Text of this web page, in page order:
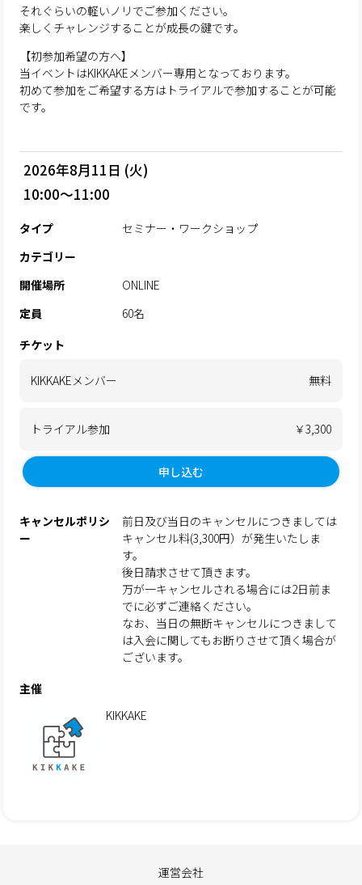
それぐらいの軽いノリでご参加ください。
楽しくチャレンジすることが成長の鍵です。
【初参加希望の方へ】
当イベントはKIKKAKEメンバー専用となっております。
初めて参加をご希望する方はトライアルで参加することが可能
です。
2026年8月11日 (火)
10:00～11:00
タイプ
セミナー・ワークショップ
カテゴリー
開催場所
ONLINE
定員
60名
チケット
KIKKAKEメンバー 無料
トライアル参加 ￥3,300
申し込む
キャンセルポリシ
ー
前日及び当日のキャンセルにつきましては
キャンセル料(3,300円）が発生いたしま
す。
後日請求させて頂きます。
万が一キャンセルされる場合には2日前ま
でに必ずご連絡ください。
なお、当日の無断キャンセルにつきまして
は入会に関してもお断りさせて頂く場合が
ございます。
主催
KIKKAKE
運営会社